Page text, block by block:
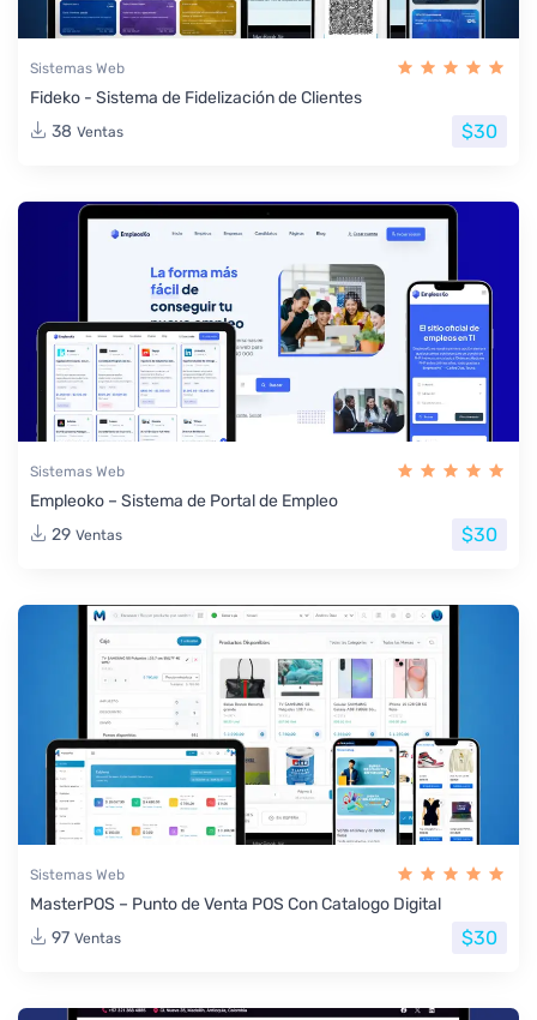
Sistemas Web
Fideko - Sistema de Fidelización de Clientes
38 Ventas $30
Sistemas Web
Empleoko – Sistema de Portal de Empleo
29 Ventas $30
Sistemas Web
MasterPOS – Punto de Venta POS Con Catalogo Digital
97 Ventas $30